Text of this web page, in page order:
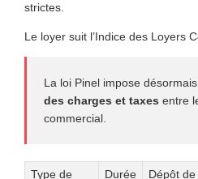
strictes.
Le loyer suit l’Indice des Loyers
La loi Pinel impose
des charges et taxes entre
commercial.
Type de
Durée
Dépôt de